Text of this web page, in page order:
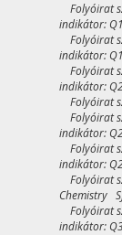
Folyóirat
indikátor: Q1
Folyóirat
indikátor: Q1
Folyóirat
indikátor:
Folyóirat
Folyóirat
indikátor:
Folyóirat
indikátor:
Folyóirat
Chemistry
Folyóirat
indikátor: